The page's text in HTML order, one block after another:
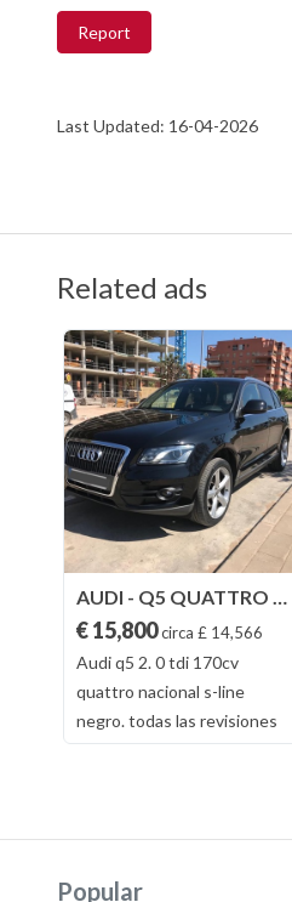
Report
Last Updated: 16-04-2026
Related ads
AUDI - Q5 QUATTRO 170CV
€ 15,800circa £ 14,566
Audi q5 2. 0 tdi 170cv
quattro nacional s-line
negro. todas las revisiones
al día. km certificados.
bola remolque recién puesta
muchos extras: faros de
Popular